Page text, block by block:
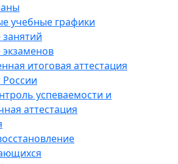
учебные графики
итоговая аттестация
России
успеваемости и
аттестация